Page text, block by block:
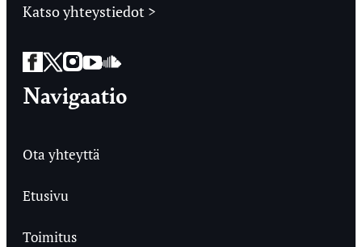
Katso yhteystiedot >
Facebook
Twitter
Instagram
YouTube
SoundCloud
Navigaatio
Ota yhteyttä
Etusivu
Toimitus